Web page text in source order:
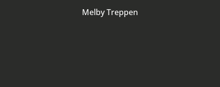
Melby Treppen